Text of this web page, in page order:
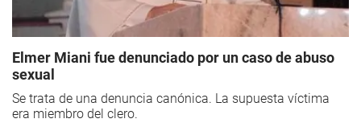
Elmer Miani fue denunciado por un caso de abuso
sexual
Se trata de una denuncia canónica. La supuesta víctima
era miembro del clero.